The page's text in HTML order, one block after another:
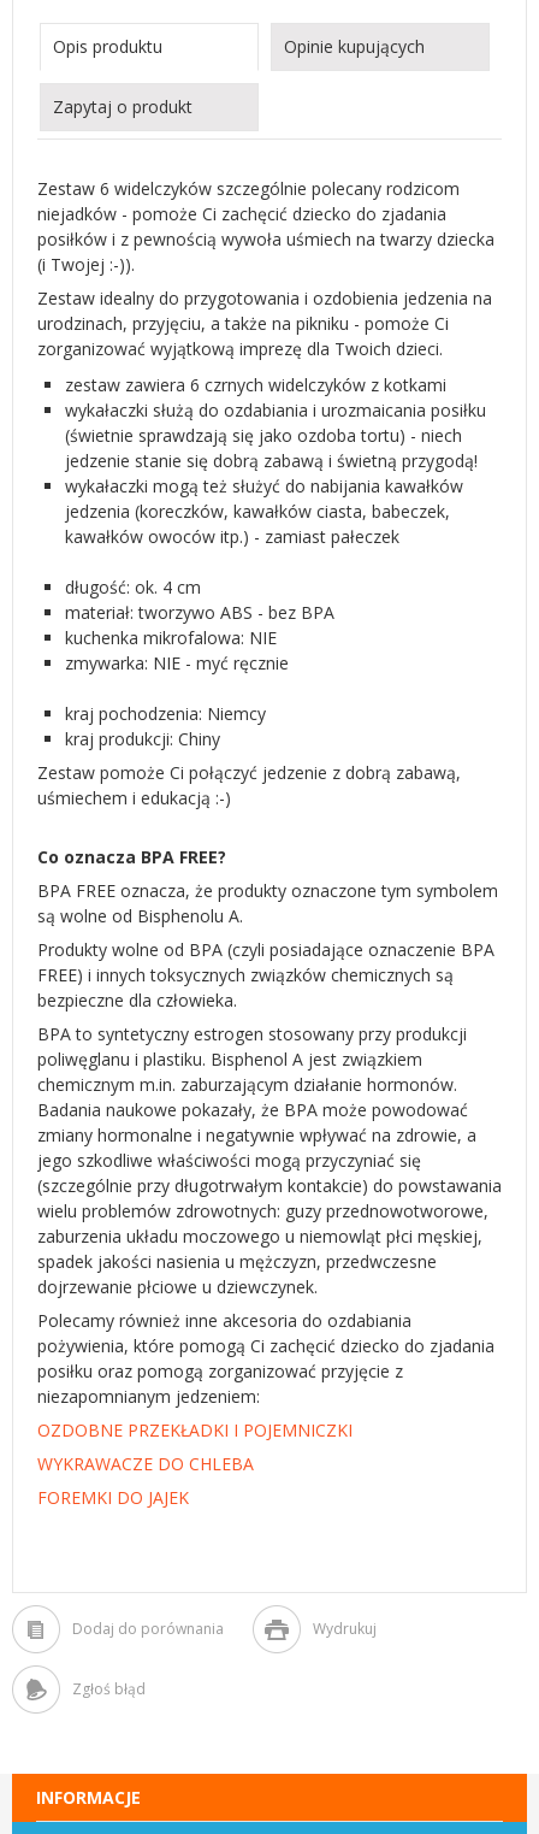
Opis produktu Opinie kupujących
Zapytaj o produkt
Zestaw 6 widelczyków szczególnie polecany rodzicom
niejadków - pomoże Ci zachęcić dziecko do zjadania
posiłków i z pewnością wywoła uśmiech na twarzy dziecka
(i Twojej :-)).
Zestaw idealny do przygotowania i ozdobienia jedzenia na
urodzinach, przyjęciu, a także na pikniku - pomoże Ci
zorganizować wyjątkową imprezę dla Twoich dzieci.
zestaw zawiera 6 czrnych widelczyków z kotkami
wykałaczki służą do ozdabiania i urozmaicania posiłku
(świetnie sprawdzają się jako ozdoba tortu) - niech
jedzenie stanie się dobrą zabawą i świetną przygodą!
wykałaczki mogą też służyć do nabijania kawałków
jedzenia (koreczków, kawałków ciasta, babeczek,
kawałków owoców itp.) - zamiast pałeczek
długość: ok. 4 cm
materiał: tworzywo ABS - bez BPA
kuchenka mikrofalowa: NIE
zmywarka: NIE - myć ręcznie
kraj pochodzenia: Niemcy
kraj produkcji: Chiny
Zestaw pomoże Ci połączyć jedzenie z dobrą zabawą,
uśmiechem i edukacją :-)
Co oznacza BPA FREE?
BPA FREE oznacza, że produkty oznaczone tym symbolem
są wolne od Bisphenolu A.
Produkty wolne od BPA (czyli posiadające oznaczenie BPA
FREE) i innych toksycznych związków chemicznych są
bezpieczne dla człowieka.
BPA to syntetyczny estrogen stosowany przy produkcji
poliwęglanu i plastiku. Bisphenol A jest związkiem
chemicznym m.in. zaburzającym działanie hormonów.
Badania naukowe pokazały, że BPA może powodować
zmiany hormonalne i negatywnie wpływać na zdrowie, a
jego szkodliwe właściwości mogą przyczyniać się
(szczególnie przy długotrwałym kontakcie) do powstawania
wielu problemów zdrowotnych: guzy przednowotworowe,
zaburzenia układu moczowego u niemowląt płci męskiej,
spadek jakości nasienia u mężczyzn, przedwczesne
dojrzewanie płciowe u dziewczynek.
Polecamy również inne akcesoria do ozdabiania
pożywienia, które pomogą Ci zachęcić dziecko do zjadania
posiłku oraz pomogą zorganizować przyjęcie z
niezapomnianym jedzeniem:
OZDOBNE PRZEKŁADKI I POJEMNICZKI
WYKRAWACZE DO CHLEBA
FOREMKI DO JAJEK
Dodaj do porównania Wydrukuj
Zgłoś błąd
INFORMACJE